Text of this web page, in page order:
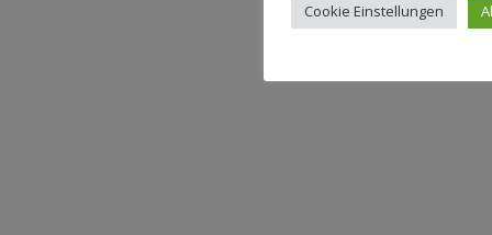
Cookie Einstellungen